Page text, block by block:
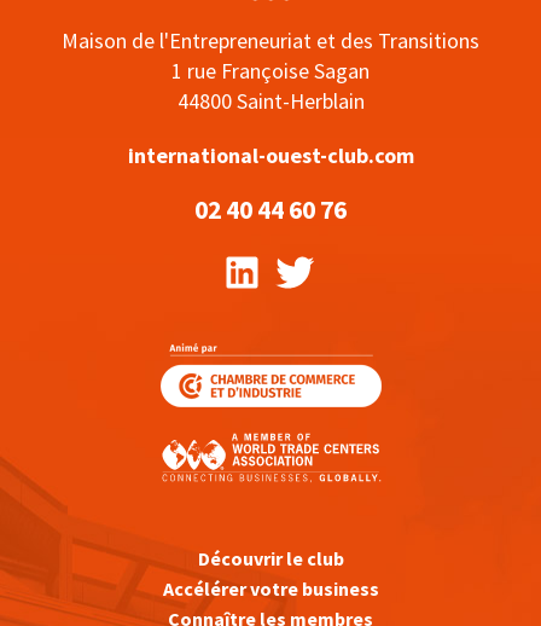
Maison de l'Entrepreneuriat et des Transitions
1 rue Françoise Sagan
44800 Saint-Herblain
international-ouest-club.com
02 40 44 60 76
Découvrir le club
Accélérer votre business
Connaître les membres